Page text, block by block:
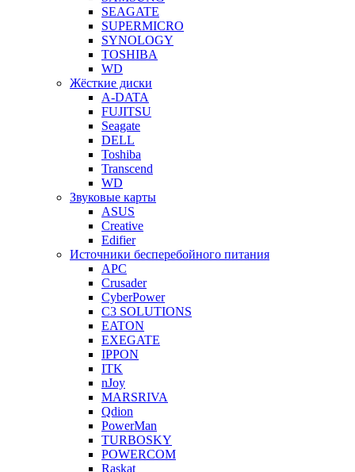
SEAGATE
SUPERMICRO
SYNOLOGY
TOSHIBA
WD
Жёсткие диски
A-DATA
FUJITSU
Seagate
DELL
Toshiba
Transcend
WD
Звуковые карты
ASUS
Creative
Edifier
Источники бесперебойного питания
APC
Crusader
CyberPower
C3 SOLUTIONS
EATON
EXEGATE
IPPON
ITK
nJoy
MARSRIVA
Qdion
PowerMan
TURBOSKY
POWERCOM
Raskat